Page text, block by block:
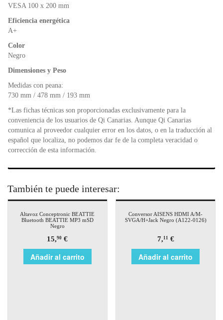
VESA 100 x 200 mm
Eficiencia energética
A+
Color
Negro
Dimensiones y Peso
Medidas con peana:
730 mm / 478 mm / 193 mm
*Las fichas técnicas son proporcionadas exclusivamente para la
conveniencia de los usuarios de Qi Canarias. Aunque Qi Canarias
comunica al proveedor cualquier error en los datos, o en la traducción al
español que localiza, no podemos dar fe de la completa veracidad o
corrección de esta información.
También te puede interesar:
Altavoz Conceptronic BEATTIE
Bluetooth BEATTIE MP3 mSD
Negro
15,90 €
Añadir al carrito
Conversor AISENS HDMI A/M-
SVGA/H+Jack Negro (A122-0126)
7,11 €
Añadir al carrito